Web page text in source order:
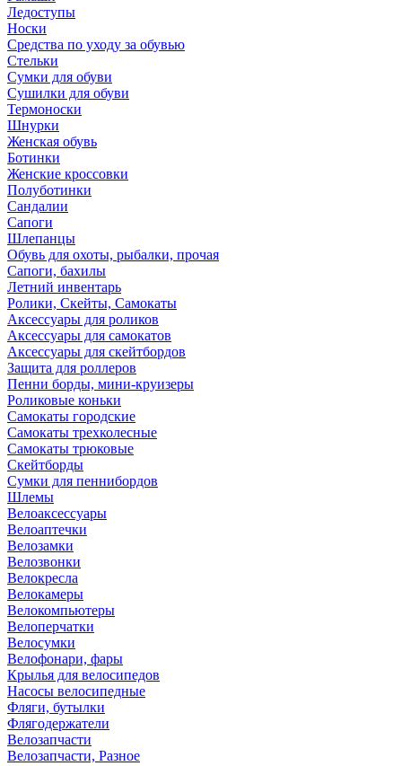
Ледоступы
Носки
Средства по уходу за обувью
Стельки
Сумки для обуви
Сушилки для обуви
Термоноски
Шнурки
Женская обувь
Ботинки
Женские кроссовки
Полуботинки
Сандалии
Сапоги
Шлепанцы
Обувь для охоты, рыбалки, прочая
Сапоги, бахилы
Летний инвентарь
Ролики, Скейты, Самокаты
Аксессуары для роликов
Аксессуары для самокатов
Аксессуары для скейтбордов
Защита для роллеров
Пенни борды, мини-круизеры
Роликовые коньки
Самокаты городские
Самокаты трехколесные
Самокаты трюковые
Скейтборды
Сумки для пеннибордов
Шлемы
Велоаксессуары
Велоаптечки
Велозамки
Велозвонки
Велокресла
Велокамеры
Велокомпьютеры
Велоперчатки
Велосумки
Велофонари, фары
Крылья для велосипедов
Насосы велосипедные
Фляги, бутылки
Флягодержатели
Велозапчасти
Велозапчасти, Разное